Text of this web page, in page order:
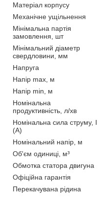
Матеріал корпусу
Механічне ущільнення
Мінімальна партія
замовлення, шт
Мінімальний діаметр
свердловини, мм
Напруга
Напір max, м
Напір min, м
Номінальна
продуктивність, л/хв
Номінальна сила струму, I
(А)
Номінальний напір, м
Об'єм одиниці, м³
Обмотка статора двигуна
Офіційна гарантія
Перекачувана рідина